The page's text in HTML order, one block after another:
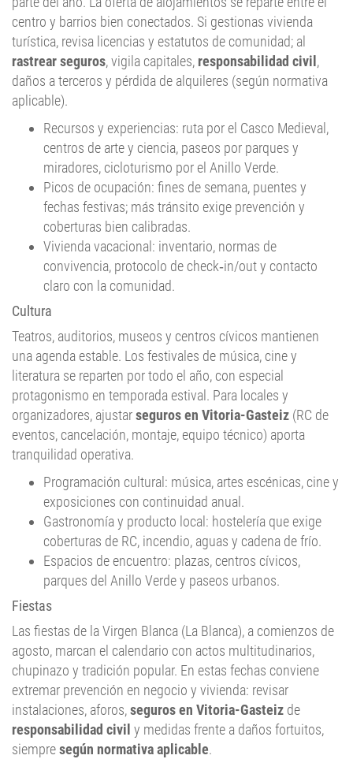
centro y barrios bien conectados. Si gestionas vivienda
turística, revisa licencias y estatutos de comunidad; al
rastrear seguros, vigila capitales, responsabilidad civil ,
daños a terceros y pérdida de alquileres (según normativa
aplicable).
Recursos y experiencias: ruta por el Casco Medieval,
centros de arte y ciencia, paseos por parques y
miradores, cicloturismo por el Anillo Verde.
Picos de ocupación: fines de semana, puentes y
fechas festivas; más tránsito exige prevención y
coberturas bien calibradas.
Vivienda vacacional: inventario, normas de
convivencia, protocolo de check‑in/out y contacto
claro con la comunidad.
Cultura
Teatros, auditorios, museos y centros cívicos mantienen
una agenda estable. Los festivales de música, cine y
literatura se reparten por todo el año, con especial
protagonismo en temporada estival. Para locales y
organizadores, ajustarseguros en Vitoria-Gasteiz (RC de
eventos, cancelación, montaje, equipo técnico) aporta
tranquilidad operativa.
Programación cultural: música, artes escénicas, cine y
exposiciones con continuidad anual.
Gastronomía y producto local: hostelería que exige
coberturas de RC, incendio, aguas y cadena de frío.
Espacios de encuentro: plazas, centros cívicos,
parques del Anillo Verde y paseos urbanos.
Fiestas
Las fiestas de la Virgen Blanca (La Blanca), a comienzos de
agosto, marcan el calendario con actos multitudinarios,
chupinazo y tradición popular. En estas fechas conviene
extremar prevención en negocio y vivienda: revisar
instalaciones, aforos,seguros en Vitoria-Gasteiz de
responsabilidad civil y medidas frente a daños fortuitos,
siempresegún normativa aplicable.